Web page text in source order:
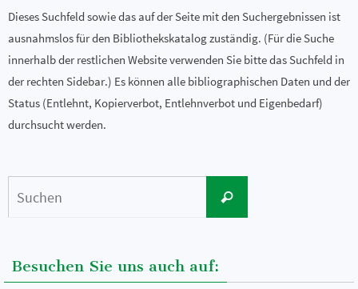
Dieses Suchfeld sowie das auf der Seite mit den Suchergebnissen ist
ausnahmslos für den Bibliothekskatalog zuständig. (Für die Suche
innerhalb der restlichen Website verwenden Sie bitte das Suchfeld in
der rechten Sidebar.) Es können alle bibliographischen Daten und der
Status (Entlehnt, Kopierverbot, Entlehnverbot und Eigenbedarf)
durchsucht werden.
Suchen
Besuchen Sie uns auch auf: